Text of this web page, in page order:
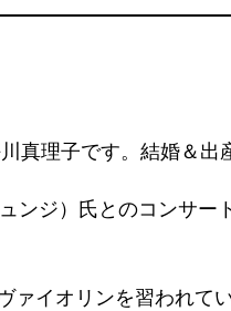
真理子です。結婚＆出
ンジ）氏とのコンサ
イオリンを習われ